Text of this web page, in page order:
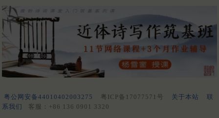
粤公网安备44010402003275 粤ICP备17077571号 关于本站
联
系我们
客服：+86 136 0901 3320